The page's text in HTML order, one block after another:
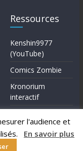
l'audience et
En savoir plus
Ressources
Kenshin9977
(YouTube)
Comics Zombie
Kronorium
interactif